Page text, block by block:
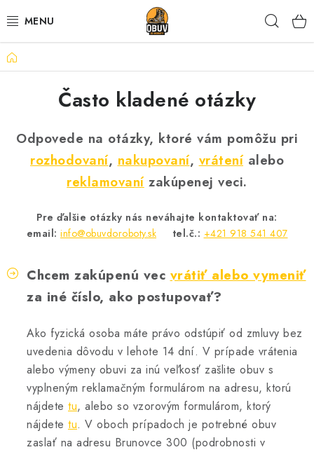
na
PRACOVNÁ A BEZPEČNOSTNÁ OBUV
VOĽNOČASOVÁ OBUV
VÝPREDAJ
VLOŽKY
PRE KÁVIČKÁROV
BEZPEČNOSTNÉ NORMY A SYMBOLY
KONTAKT
O NÁS
HODNOTENIE OBCHODU
Domov
Často kladené otázky
Odpovede na otázky, ktoré vám pomôžu pri
rozhodovaní, nakupovaní, vráteníalebo
reklamovanízakúpenej veci.
Pre ďalšie otázky nás neváhajte kontaktovať na:
email: info@obuvdoroboty.sk tel.č.: +421 918 541 407
Chcem zakúpenú vec vrátiť alebo vymeniť
za iné číslo, ako postupovať?
Ako fyzická osoba máte právo odstúpiť od zmluvy bez
uvedenia dôvodu v lehote 14 dní. V prípade vrátenia
alebo výmeny obuvi za inú veľkosť zašlite obuv s
vyplneným reklamačným formulárom na adresu, ktorú
nájdete tu, alebo so vzorovým formulárom, ktorý
nájdete tu. V oboch prípadoch je potrebné obuv
zaslať na adresu Brunovce 300 (podrobnosti v